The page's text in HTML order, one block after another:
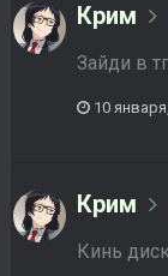
Крим
Зайди в тг
10
Крим
Кинь